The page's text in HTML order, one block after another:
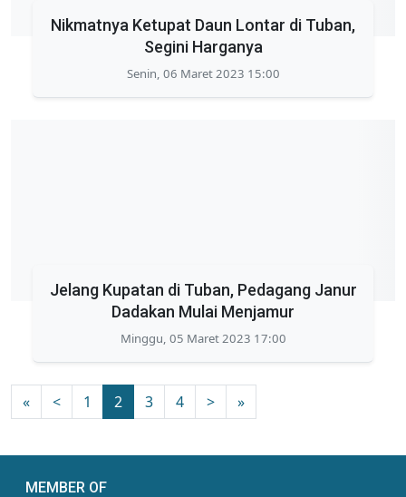
Nikmatnya Ketupat Daun Lontar di Tuban,
Segini Harganya
Senin, 06 Maret 2023 15:00
Jelang Kupatan di Tuban, Pedagang Janur
Dadakan Mulai Menjamur
Minggu, 05 Maret 2023 17:00
« < 1 2 3 4 > »
MEMBER OF